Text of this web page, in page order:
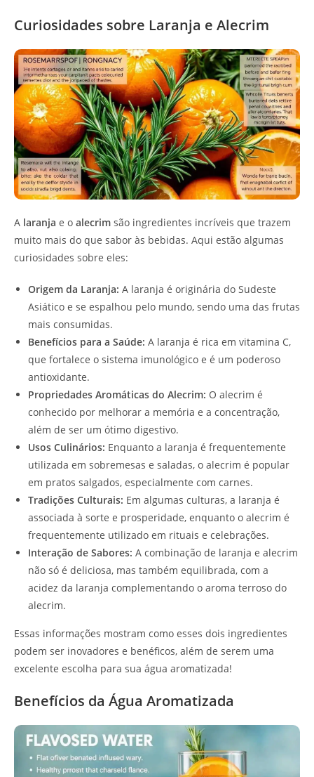
Curiosidades sobre Laranja e Alecrim
A laranja e o alecrim são ingredientes incríveis que trazem
muito mais do que sabor às bebidas. Aqui estão algumas
curiosidades sobre eles:
Origem da Laranja: A laranja é originária do Sudeste
Asiático e se espalhou pelo mundo, sendo uma das frutas
mais consumidas.
Benefícios para a Saúde: A laranja é rica em vitamina C,
que fortalece o sistema imunológico e é um poderoso
antioxidante.
Propriedades Aromáticas do Alecrim: O alecrim é
conhecido por melhorar a memória e a concentração,
além de ser um ótimo digestivo.
Usos Culinários: Enquanto a laranja é frequentemente
utilizada em sobremesas e saladas, o alecrim é popular
em pratos salgados, especialmente com carnes.
Tradições Culturais: Em algumas culturas, a laranja é
associada à sorte e prosperidade, enquanto o alecrim é
frequentemente utilizado em rituais e celebrações.
Interação de Sabores: A combinação de laranja e alecrim
não só é deliciosa, mas também equilibrada, com a
acidez da laranja complementando o aroma terroso do
alecrim.
Essas informações mostram como esses dois ingredientes
podem ser inovadores e benéficos, além de serem uma
excelente escolha para sua água aromatizada!
Benefícios da Água Aromatizada